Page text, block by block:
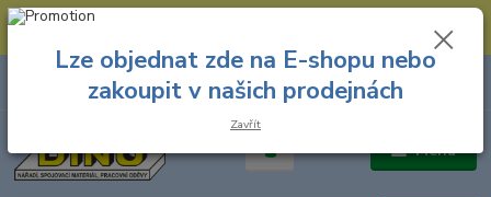
--- Spojovací materiál: 774 431 045 --- Prodejna nářadí: 731 449 423 --
Menu
8.00 hod. - 16.00 hod.
za
Lze objednat zde na E-shopu nebo
zakoupit v našich prodejnách
Zavřít